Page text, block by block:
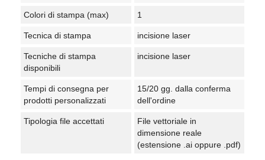
Colori di stampa (max) 1
Tecnica di stampa incisione laser
Tecniche di stampa
disponibili
incisione laser
Tempi di consegna per
prodotti personalizzati
15/20 gg. dalla conferma
dell'ordine
Tipologia file accettati
File vettoriale in
dimensione reale
(estensione .ai oppure .pdf)